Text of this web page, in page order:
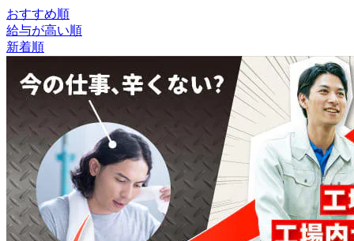
おすすめ順
給与が高い順
新着順